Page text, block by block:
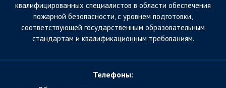
квалифицированных специалистов в области обеспечения
пожарной безопасности, с уровнем подготовки,
соответствующей государственным образовательным
стандартам и квалификационным требованиям.
Телефоны: